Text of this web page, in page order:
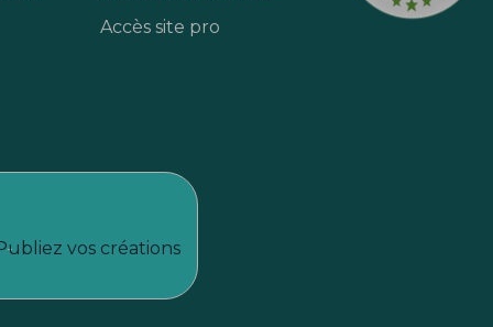
Accès site pro
vos créations